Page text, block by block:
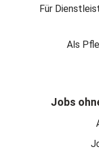
Für
Als
Jobs